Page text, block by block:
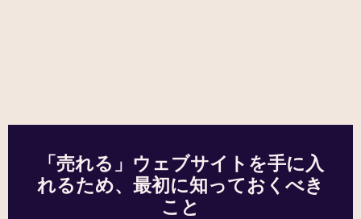
「売れる」ウェブサイトを手に入
れるため、最初に知っておくべき
こと